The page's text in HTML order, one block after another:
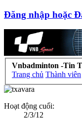
Đăng nhập hoặc
Vnbadminton -Tin
Trang chủ Thành viên
Hoạt động cuối:
2/3/12